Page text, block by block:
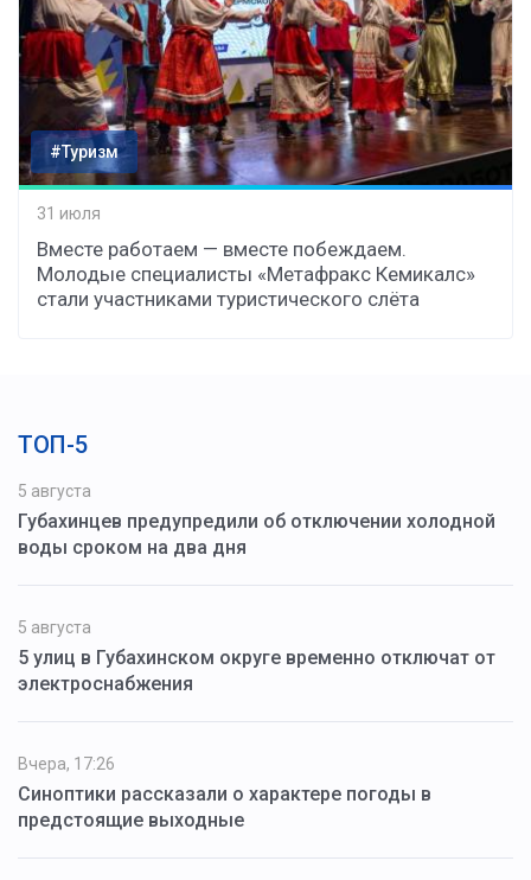
#Туризм
31 июля
Вместе работаем — вместе побеждаем.
Молодые специалисты «Метафракс Кемикалс»
стали участниками туристического слёта
ТОП-5
5 августа
Губахинцев предупредили об отключении холодной
воды сроком на два дня
5 августа
5 улиц в Губахинском округе временно отключат от
электроснабжения
Вчера, 17:26
Синоптики рассказали о характере погоды в
предстоящие выходные